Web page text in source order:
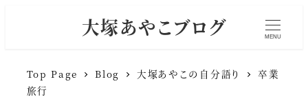
大塚あやこブログ MENU
Top Page Blog 大塚あやこの自分語り
卒業
旅行